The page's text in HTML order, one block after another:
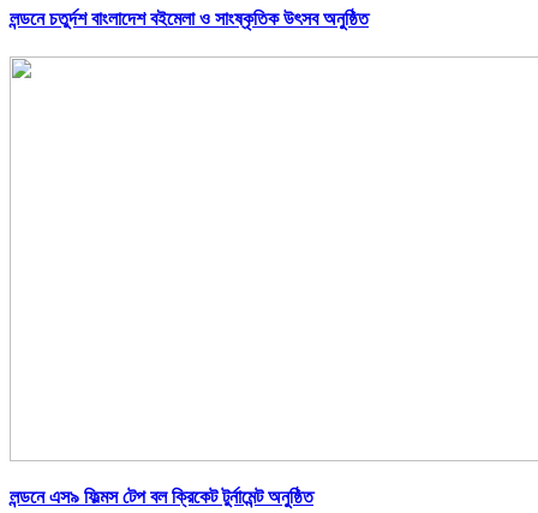
লন্ডনে চতুর্দশ বাংলাদেশ বইমেলা ও সাংষ্কৃতিক উৎসব অনুষ্ঠিত
লন্ডনে এস৯ ফিল্মস টেপ বল ক্রিকেট টুর্নামেন্ট অনুষ্ঠিত